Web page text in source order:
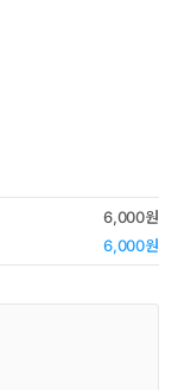
6,000원
6,000원